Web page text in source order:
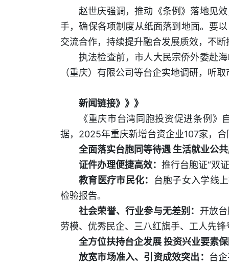
赵世庆强调，推动《条例》落地见
手，确保各项制度从纸面落到地面。要
交流合作，持续提升融合发展质效，不
执法检查前，市人大民宗侨外委赴
（重庆）有限公司等台企实地调研，听
新闻链接》》》
《重庆市台湾同胞投资促进条例
据，2025年重庆新增台资企业107家，
全面落实台胞同等待遇 生活就业公
证件办理便捷高效： 推行台胞证“双
教育医疗市民化：
台胞子女入学线
检验报告。
社会荣誉、行业参与无差别： 开放
劳模、优秀民企、三八红旗手、工人先
全方位扶持台企发展 投资兴业要素
放宽市场准入、引资成效突出：
台